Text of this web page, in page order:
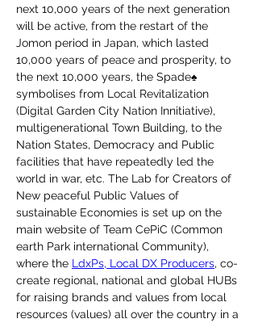
next 10,000 years of the next generation
will be active, from the restart of the
Jomon period in Japan, which lasted
10,000 years of peace and prosperity, to
the next 10,000 years, the Spade♠
symbolises from Local Revitalization
(Digital Garden City Nation Innitiative),
multigenerational Town Building, to the
Nation States, Democracy and Public
facilities that have repeatedly led the
world in war, etc. The Lab for Creators of
New peaceful Public Values of
sustainable Economies is set up on the
main website of Team CePiC (Common
earth Park international Community),
where the LdxPs, Local DX Producers, co-
create regional, national and global HUBs
for raising brands and values from local
resources (values) all over the country in a